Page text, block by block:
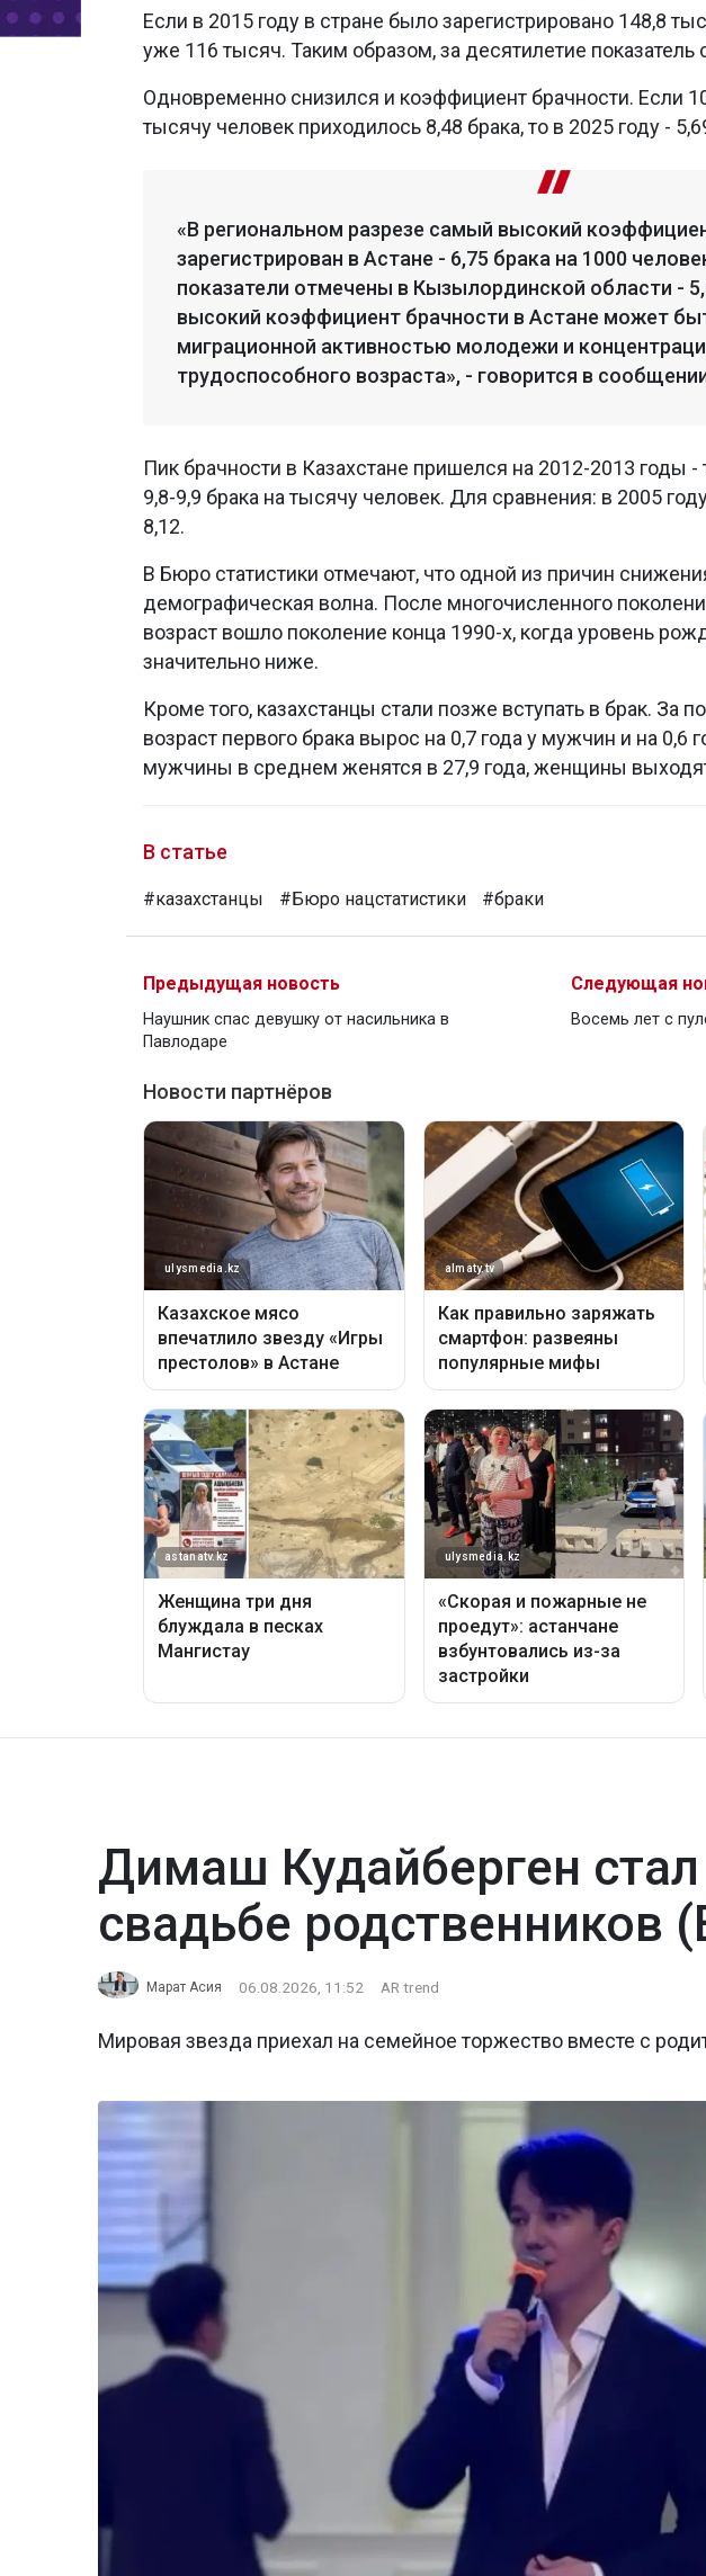
Если в 2015 году в стране было зарегистрировано 148,8
уже 116 тысяч. Таким образом, за десятилетие показатель
Одновременно снизился и коэффициент брачности. Если
тысячу человек приходилось 8,48 брака, то в 2025 году -
«В региональном разрезе самый высокий
зарегистрирован в Астане - 6,75 брака на 1000
показатели отмечены в Кызылординской области -
высокий коэффициент брачности в Астане может
миграционной активностью молодежи и
трудоспособного возраста», - говорится в
Пик брачности в Казахстане пришелся на 2012-2013 годы -
9,8-9,9 брака на тысячу человек. Для сравнения: в 2005
8,12.
В Бюро статистики отмечают, что одной из причин
демографическая волна. После многочисленного
возраст вошло поколение конца 1990-х, когда уровень
значительно ниже.
Кроме того, казахстанцы стали позже вступать в брак. За
возраст первого брака вырос на 0,7 года у мужчин и на 0,6
мужчины в среднем женятся в 27,9 года, женщины
В статье
#казахстанцы #Бюро нацстатистики #браки
Предыдущая новость
Наушник спас девушку от насильника в
Павлодаре
Следующая
Восемь лет с
Димаш Кудайберген
свадьбе родственников
Марат Асия 06.08.2026, 11:52 AR trend
Мировая звезда приехал на семейное торжество вместе с